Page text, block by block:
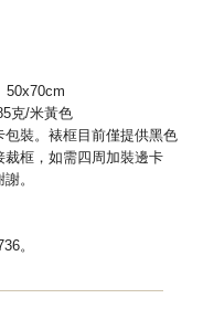
50x70cm
克/米黃色
包裝。裱框目前僅提供黑色
框，如需四周加裝邊卡
。
。
———————————